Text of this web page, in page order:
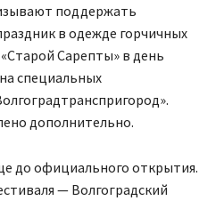
поддержать
в одежде горчичных
Сарепты» в день
специальных
дополнительно.
до официального открытия.
— Волгоградский